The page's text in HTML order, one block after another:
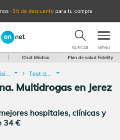
-5% de descuento para tu compra
BUSCAR MENU
Chat Médico Plan de salud Fidelity
Análisis Clínicos Test de drogas en orina. Multidrogas
Multidrogas en Jerez
hospitales, clínicas y
34 €